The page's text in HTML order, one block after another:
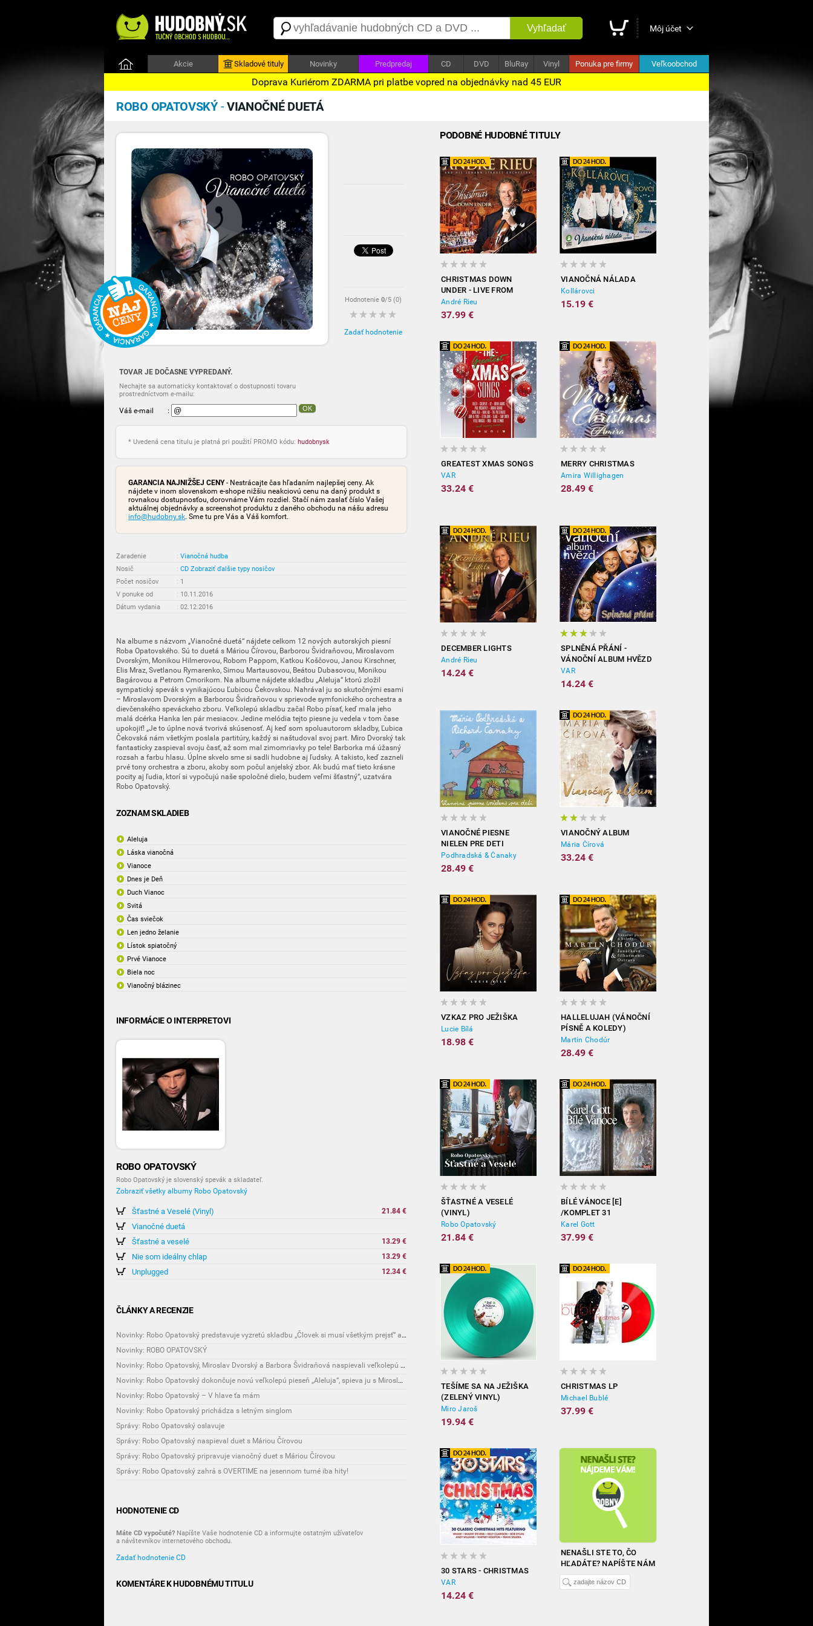
Vyhľadať Môj účet
Akcie Skladové tituly Novinky Predpredaj CD DVD BluRay Vinyl Ponuka pre firmy Veľkoobchod
Doprava Kuriérom ZDARMA pri platbe vopred na objednávky nad 45 EUR
ROBO OPATOVSKÝ-VIANOČNÉ DUETÁ
Hodnotenie 0/5 (0)
Zadať hodnotenie
TOVAR JE DOČASNE VYPREDANÝ.
Nechajte sa automaticky kontaktovať o dostupnosti tovaru
prostredníctvom e-mailu:
Váš e-mail : OK
* Uvedená cena titulu je platná pri použití PROMO kódu: hudobnysk
GARANCIA NAJNIŽŠEJ CENY- Nestrácajte čas hľadaním najlepšej ceny. Ak
nájdete v inom slovenskom e-shope nižšiu neakciovú cenu na daný produkt s
rovnakou dostupnosťou, dorovnáme Vám rozdiel. Stačí nám zaslať číslo Vašej
aktuálnej objednávky a screenshot produktu z daného obchodu na nášu adresu
info@hudobny.sk. Sme tu pre Vás a Váš komfort.
Zaradenie : Vianočná hudba
Nosič
: CD Zobraziť ďalšie typy nosičov
Počet nosičov
: 1
V ponuke od
: 10.11.2016
Dátum vydania
: 02.12.2016
Na albume s názvom „Vianočné duetá“ nájdete celkom 12 nových autorských piesní
Roba Opatovského. Sú to duetá s Máriou Čírovou, Barborou Švidraňovou, Miroslavom
Dvorským, Monikou Hilmerovou, Robom Pappom, Katkou Koščovou, Janou Kirschner,
Elis Mraz, Svetlanou Rymarenko, Simou Martausovou, Beátou Dubasovou, Monikou
Bagárovou a Petrom Cmorikom. Na albume nájdete skladbu „Aleluja“ ktorú zložil
sympatický spevák s vynikajúcou Ľubicou Čekovskou. Nahrával ju so skutočnými esami
– Miroslavom Dvorským a Barborou Švidraňovou v sprievode symfonického orchestra a
dievčenského speváckeho zboru. Veľkolepú skladbu začal Robo písať, keď mala jeho
malá dcérka Hanka len pár mesiacov. Jedine melódia tejto piesne ju vedela v tom čase
upokojiť! „Je to úplne nová tvorivá skúsenosť. Aj keď som spoluautorom skladby, Ľubica
Čekovská nám všetkým poslala partitúry, každý si naštudoval svoj part. Miro Dvorský tak
fantasticky zaspieval svoju časť, až som mal zimomriavky po tele! Barborka má úžasný
rozsah a farbu hlasu. Úplne skvelo sme si sadli hudobne aj ľudsky. A takisto, keď zazneli
prvé tony orchestra a zboru, akoby som počul anjelský zbor. Ak budú mať tieto krásne
pocity aj ľudia, ktorí si vypočujú naše spoločné dielo, budem veľmi šťastný“, uzatvára
Robo Opatovský.
ZOZNAM SKLADIEB
Aleluja
Láska vianočná
Vianoce
Dnes je Deň
Duch Vianoc
Svitá
Čas sviečok
Len jedno želanie
Lístok spiatočný
Prvé Vianoce
Biela noc
Vianočný blázinec
INFORMÁCIE O INTERPRETOVI
ROBO OPATOVSKÝ
Robo Opatovský je slovenský spevák a skladateľ.
Zobraziť všetky albumy Robo Opatovský
Šťastné a Veselé (Vinyl) 21.84 €
Vianočné duetá
vypredané
Šťastné a veselé 13.29 €
Nie som ideálny chlap 13.29 €
Unplugged 12.34 €
ČLÁNKY A RECENZIE
Novinky: Robo Opatovský predstavuje vyzretú skladbu „Človek si musí všetkým prejsť“ a unikátny klip pieskovou animáciou!
Novinky: ROBO OPATOVSKÝ
Novinky: Robo Opatovský, Miroslav Dvorský a Barbora Švidraňová naspievali veľkolepú vianočnú pieseň „Aleluja“!
Novinky: Robo Opatovský dokončuje novú veľkolepú pieseň „Aleluja“, spieva ju s Miroslavom Dvorským a Barborou Švidraňovou!
Novinky: Robo Opatovský – V hlave ťa mám
Novinky: Robo Opatovský prichádza s letným singlom
Správy: Robo Opatovský oslavuje
Správy: Robo Opatovský naspieval duet s Máriou Čírovou
Správy: Robo Opatovský pripravuje vianočný duet s Máriou Čírovou
Správy: Robo Opatovský zahrá s OVERTIME na jesennom turné iba hity!
HODNOTENIE CD
Máte CD vypočuté? Napíšte Vaše hodnotenie CD a informujte ostatným užívateľov
a návštevníkov internetového obchodu.
Zadať hodnotenie CD
KOMENTÁRE K HUDOBNÉMU TITULU
PODOBNÉ HUDOBNÉ TITULY
CHRISTMAS DOWN
UNDER - LIVE FROM
SYDNEY
André Rieu
37.99 €
VIANOČNÁ NÁLADA
Kollárovci
15.19 €
GREATEST XMAS SONGS
VAR
33.24 €
MERRY CHRISTMAS
Amira Willighagen
28.49 €
DECEMBER LIGHTS
André Rieu
14.24 €
SPLNĚNÁ PŘÁNÍ -
VÁNOČNÍ ALBUM HVĚZD
VAR
14.24 €
VIANOČNÉ PIESNE
NIELEN PRE DETI
Podhradská & Čanaky
28.49 €
VIANOČNÝ ALBUM
Mária Čírová
33.24 €
VZKAZ PRO JEŽIŠKA
Lucie Bílá
18.98 €
HALLELUJAH (VÁNOČNÍ
PÍSNĚ A KOLEDY)
Martin Chodúr
28.49 €
ŠŤASTNÉ A VESELÉ
(VINYL)
Robo Opatovský
21.84 €
BÍLÉ VÁNOCE [E]
/KOMPLET 31
Karel Gott
37.99 €
TEŠÍME SA NA JEŽIŠKA
(ZELENÝ VINYL)
Miro Jaroš
19.94 €
CHRISTMAS LP
Michael Bublé
37.99 €
30 STARS - CHRISTMAS
VAR
14.24 €
NENAŠLI STE TO, ČO
HĽADÁTE? NAPÍŠTE NÁM